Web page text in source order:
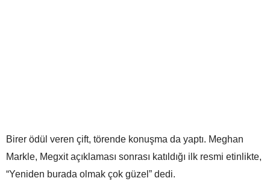
Birer ödül veren çift, törende konuşma da yaptı. Meghan
Markle, Megxit açıklaması sonrası katıldığı ilk resmi etinlikte,
“Yeniden burada olmak çok güzel” dedi.